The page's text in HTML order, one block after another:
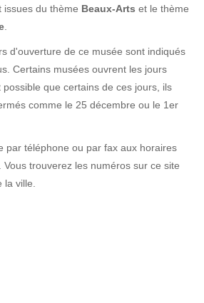
issues du thème Beaux-Arts et le thème
d'ouverture de ce musée sont indiqués
Certains musées ouvrent les jours
que certains de ces jours, ils
comme le 25 décembre ou le 1er
par téléphone ou par fax aux horaires
trouverez les numéros sur ce site
ville.